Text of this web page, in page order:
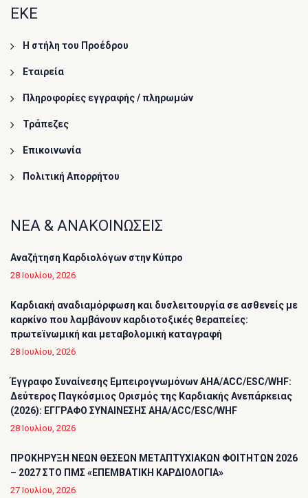
ΕΚΕ
Η στήλη του Προέδρου
Εταιρεία
Πληροφορίες εγγραφής / πληρωμών
Τράπεζες
Επικοινωνία
Πολιτική Απορρήτου
ΝΕΑ & ΑΝΑΚΟΙΝΩΣΕΙΣ
Αναζήτηση Καρδιολόγων στην Κύπρο
28 Ιουλίου, 2026
Καρδιακή αναδιαμόρφωση και δυσλειτουργία σε ασθενείς με
καρκίνο που λαμβάνουν καρδιοτοξικές θεραπείες:
πρωτεϊνωμική και μεταβολομική καταγραφή
28 Ιουλίου, 2026
Έγγραφο Συναίνεσης Εμπειρογνωμόνων AHA/ACC/ESC/WHF:
Δεύτερος Παγκόσμιος Ορισμός της Καρδιακής Ανεπάρκειας
(2026): ΕΓΓΡΑΦΟ ΣΥΝΑΙΝΕΣΗΣ AHA/ACC/ESC/WHF
28 Ιουλίου, 2026
ΠΡΟΚΗΡΥΞΗ ΝΕΩΝ ΘΕΣΕΩΝ ΜΕΤΑΠΤΥΧΙΑΚΩΝ ΦΟΙΤΗΤΩΝ 2026
– 2027 ΣΤΟ ΠΜΣ «ΕΠΕΜΒΑΤΙΚΗ ΚΑΡΔΙΟΛΟΓΙΑ»
27 Ιουλίου, 2026